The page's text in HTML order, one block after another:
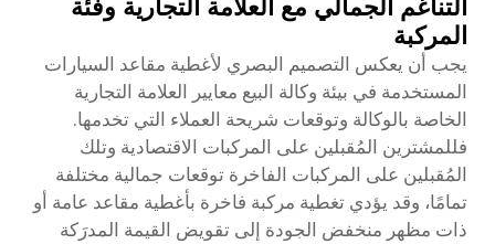
التناغم الجمالي مع العلامة التجارية وفئة
المركبة
يجب أن يعكس التصميم البصري لأغطية مقاعد السيارات
المستخدمة في بيئة وكالة البيع معايير العلامة التجارية
الخاصة بالوكالة وتوقعات شريحة العملاء التي تخدمها.
فللمشترين المُقبلين على المركبات الاقتصادية وتلك
المُقبلين على المركبات الفاخرة توقعات جمالية مختلفة
تمامًا، وقد يؤدي تغطية مركبة فاخرة بأغطية مقاعد عامة أو
ذات مظهر منخفض الجودة إلى تقويض القيمة المدرَكة